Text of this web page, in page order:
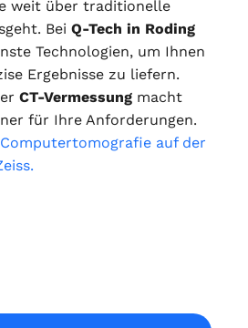
weit über traditionelle
Bei Q-Tech in Roding
Technologien, um Ihnen
Ergebnisse zu liefern.
CT-Vermessung macht
für Ihre Anforderungen.
auf der